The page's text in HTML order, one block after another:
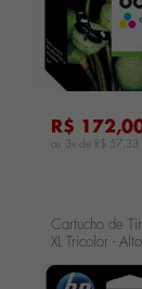
R$
ou 3x de R$ 57,33
Cartucho de
XL Tricolor -